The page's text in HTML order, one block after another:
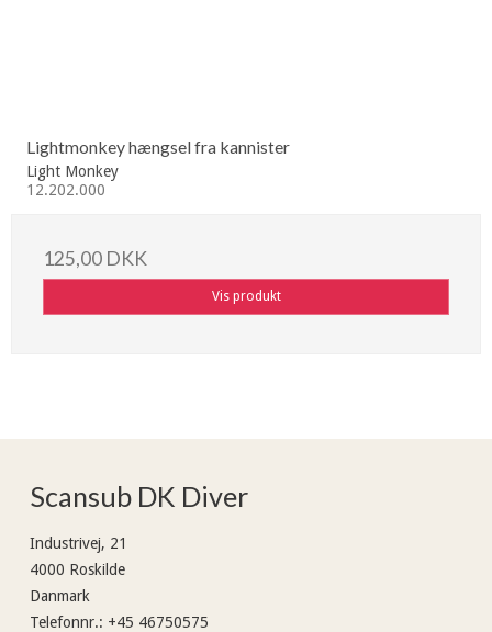
Lightmonkey hængsel fra kannister
Light Monkey
12.202.000
125,00 DKK
Vis produkt
Scansub DK Diver
Industrivej, 21
4000 Roskilde
Danmark
Telefonnr.: +45 46750575